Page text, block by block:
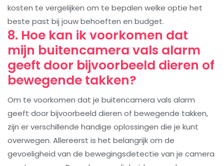
kosten te vergelijken om te bepalen welke optie het
beste past bij jouw behoeften en budget.
8. Hoe kan ik voorkomen dat
mijn buitencamera vals alarm
geeft door bijvoorbeeld dieren of
bewegende takken?
Om te voorkomen dat je buitencamera vals alarm
geeft door bijvoorbeeld dieren of bewegende takken,
zijn er verschillende handige oplossingen die je kunt
overwegen. Allereerst is het belangrijk om de
gevoeligheid van de bewegingsdetectie van je camera